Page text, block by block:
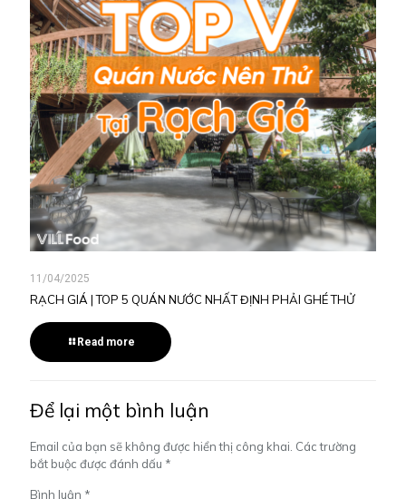
11/04/2025
RẠCH GIÁ | TOP 5 QUÁN NƯỚC NHẤT ĐỊNH PHẢI GHÉ THỬ
Read more
Để lại một bình luận
Email của bạn sẽ không được hiển thị công khai. Các trường
bắt buộc được đánh dấu *
Bình luận *